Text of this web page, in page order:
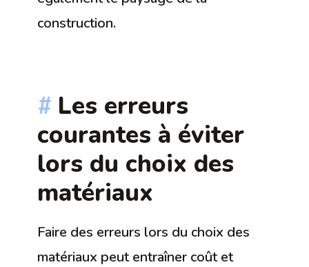
construction.
Les erreurs
courantes à éviter
lors du choix des
matériaux
Faire des erreurs lors du choix des
matériaux peut entraîner coût et